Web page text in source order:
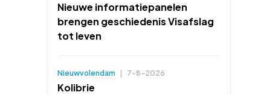
Nieuwe informatiepanelen
brengen geschiedenis Visafslag
tot leven
Nieuwvolendam 7-8-2026
Kolibrie